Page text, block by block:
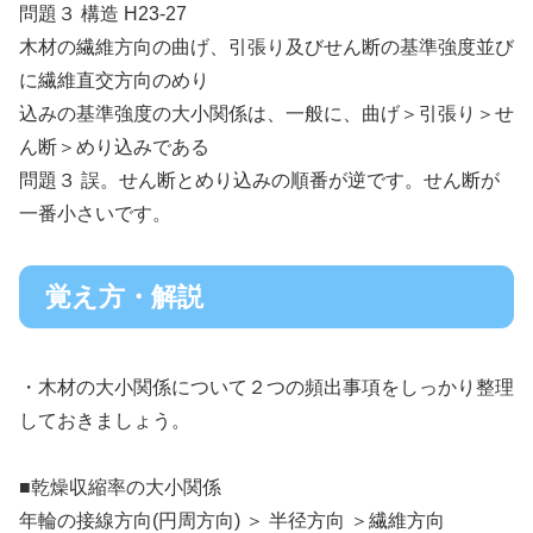
問題３ 構造 H23-27
木材の繊維方向の曲げ、引張り及びせん断の基準強度並び
に繊維直交方向のめり
込みの基準強度の大小関係は、一般に、曲げ＞引張り＞せ
ん断＞めり込みである
問題３ 誤。せん断とめり込みの順番が逆です。せん断が
一番小さいです。
覚え方・解説
・木材の大小関係について２つの頻出事項をしっかり整理
しておきましょう。
■乾燥収縮率の大小関係
年輪の接線方向(円周方向) ＞ 半径方向 ＞繊維方向